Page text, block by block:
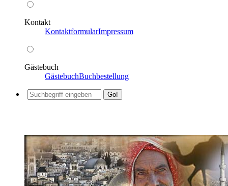
Kontakt
KontaktformularImpressum
Gästebuch
GästebuchBuchbestellung